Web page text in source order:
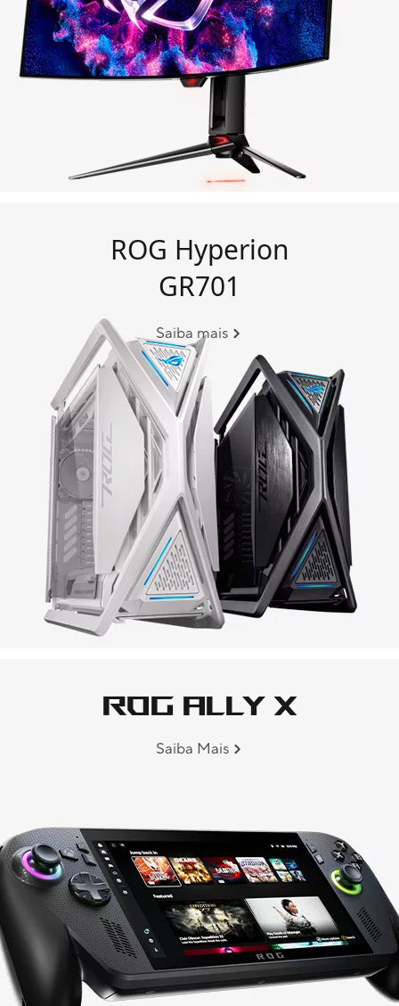
ROG Hyperion
GR701
Saiba mais
ROG Ally X
Saiba Mais